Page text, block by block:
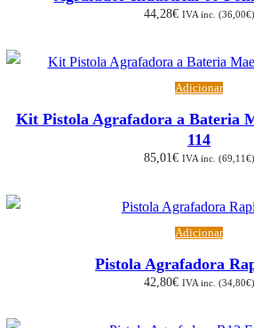
44,28€ IVA inc. (36,00€)
Adicionar
Kit Pistola Agrafadora a Bateria
114
85,01€ IVA inc. (69,11 €)
Adicionar
Pistola Agrafadora
42,80€ IVA inc. (34,80€)